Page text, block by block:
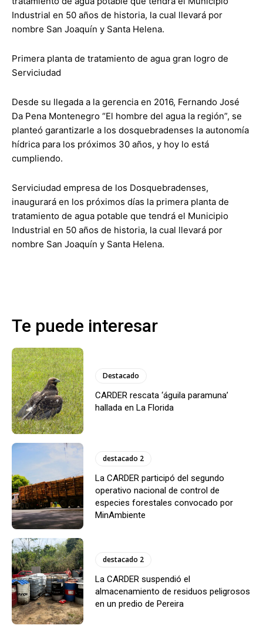
Industrial en 50 años de historia, la cual llevará por
nombre San Joaquín y Santa Helena.
Primera planta de tratamiento de agua gran logro de
Serviciudad
Desde su llegada a la gerencia en 2016, Fernando José
Da Pena Montenegro “El hombre del agua la región”, se
planteó garantizarle a los dosquebradenses la autonomía
hídrica para los próximos 30 años, y hoy lo está
cumpliendo.
Serviciudad empresa de los Dosquebradenses,
inaugurará en los próximos días la primera planta de
tratamiento de agua potable que tendrá el Municipio
Industrial en 50 años de historia, la cual llevará por
nombre San Joaquín y Santa Helena.
Te puede interesar
Destacado
CARDER rescata ‘águila paramuna’
hallada en La Florida
destacado 2
La CARDER participó del segundo
operativo nacional de control de
especies forestales convocado por
MinAmbiente
destacado 2
La CARDER suspendió el
almacenamiento de residuos peligrosos
en un predio de Pereira